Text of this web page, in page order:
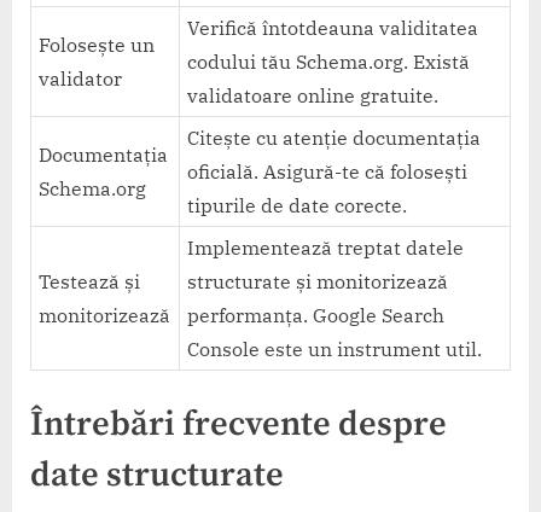
Folosește un
validator
Verifică întotdeauna validitatea
codului tău Schema.org. Există
validatoare online gratuite.
Documentația
Schema.org
Citește cu atenție documentația
oficială. Asigură-te că folosești
tipurile de date corecte.
Testează și
monitorizează
Implementează treptat datele
structurate și monitorizează
performanța. Google Search
Console este un instrument util.
Întrebări frecvente despre
date structurate